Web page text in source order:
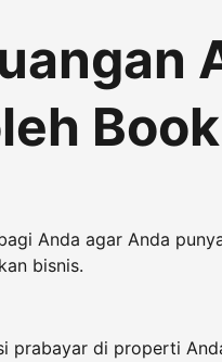
Anda agar Anda
bisnis.
prabayar di properti